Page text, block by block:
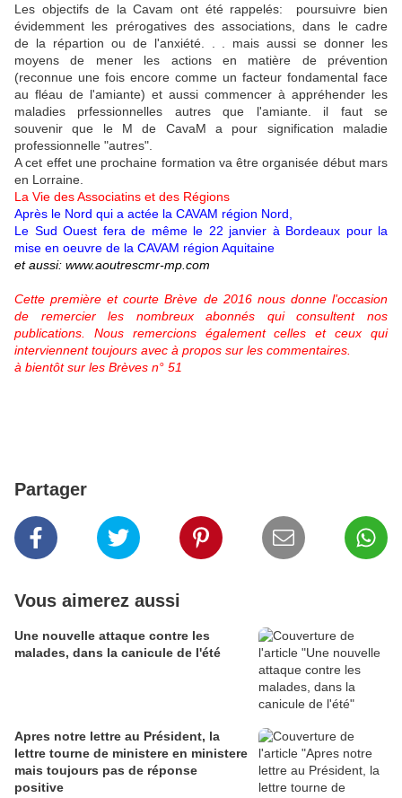
Les objectifs de la Cavam ont été rappelés: poursuivre bien
évidemment les prérogatives des associations, dans le cadre
de la répartion ou de l'anxiété. . . mais aussi se donner les
moyens de mener les actions en matière de prévention
(reconnue une fois encore comme un facteur fondamental face
au fléau de l'amiante) et aussi commencer à appréhender les
maladies prfessionnelles autres que l'amiante. il faut se
souvenir que le M de CavaM a pour signification maladie
professionnelle "autres".
A cet effet une prochaine formation va être organisée début mars
en Lorraine.
La Vie des Associatins et des Régions
Après le Nord qui a actée la CAVAM région Nord,
Le Sud Ouest fera de même le 22 janvier à Bordeaux pour la
mise en oeuvre de la CAVAM région Aquitaine
et aussi: www.aoutrescmr-mp.com
Cette première et courte Brève de 2016 nous donne l'occasion
de remercier les nombreux abonnés qui consultent nos
publications. Nous remercions également celles et ceux qui
interviennent toujours avec à propos sur les commentaires.
à bientôt sur les Brèves n° 51
Partager
Vous aimerez aussi
Une nouvelle attaque contre les
malades, dans la canicule de l'été
Apres notre lettre au Président, la
lettre tourne de ministere en ministere
mais toujours pas de réponse
positive